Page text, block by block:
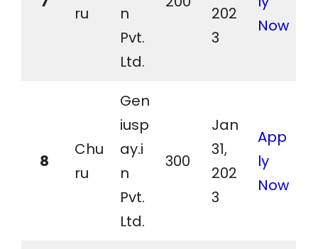
ru
n
Pvt.
Ltd.
202
3
Now
8
Chu
ru
Gen
iusp
ay.i
n
Pvt.
Ltd.
300
Jan
31,
202
3
App
ly
Now